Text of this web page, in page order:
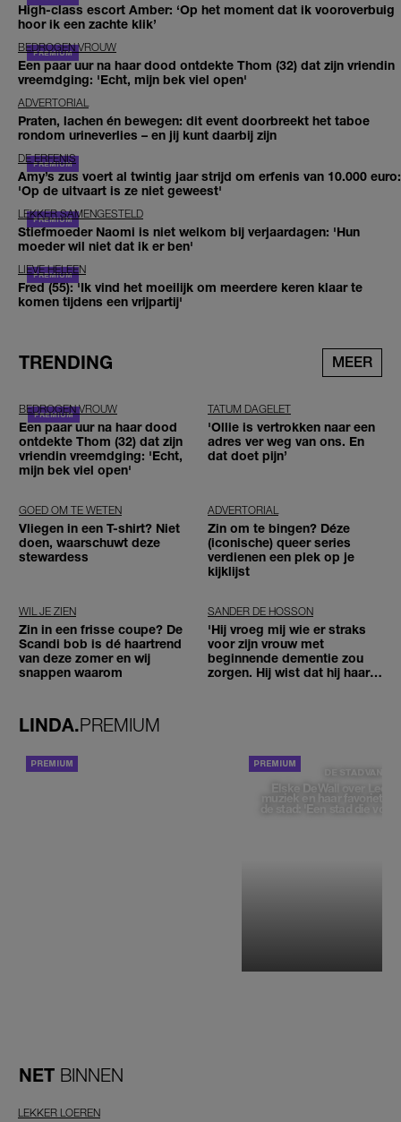
High-class escort Amber: ‘Op het moment dat ik vooroverbuig
hoor ik een zachte klik’
BEDROGEN VROUW
Een paar uur na haar dood ontdekte Thom (32) dat zijn vriendin
vreemdging: 'Echt, mijn bek viel open'
ADVERTORIAL
Praten, lachen én bewegen: dit event doorbreekt het taboe
rondom urineverlies – en jij kunt daarbij zijn
DE ERFENIS
Amy’s zus voert al twintig jaar strijd om erfenis van 10.000 euro:
'Op de uitvaart is ze niet geweest'
LEKKER SAMENGESTELD
Stiefmoeder Naomi is niet welkom bij verjaardagen: 'Hun
moeder wil niet dat ik er ben'
LIEVE HELEEN
Fred (55): 'Ik vind het moeilijk om meerdere keren klaar te
komen tijdens een vrijpartij'
TRENDING MEER
BEDROGEN VROUW
Een paar uur na haar dood
ontdekte Thom (32) dat zijn
vriendin vreemdging: 'Echt,
mijn bek viel open'
TATUM DAGELET
'Ollie is vertrokken naar een
adres ver weg van ons. En
dat doet pijn’
GOED OM TE WETEN
Vliegen in een T-shirt? Niet
doen, waarschuwt deze
stewardess
ADVERTORIAL
Zin om te bingen? Déze
(iconische) queer series
verdienen een plek op je
kijklijst
WIL JE ZIEN
Zin in een frisse coupe? De
Scandi bob is dé haartrend
van deze zomer en wij
snappen waarom
SANDER DE HOSSON
'Hij vroeg mij wie er straks
voor zijn vrouw met
beginnende dementie zou
zorgen. Hij wist dat hij haar
LINDA.PREMIUM
DE STAD VAN
Elske DeWall over
muziek en haar favoriete
de stad: 'Een stad die
NET BINNEN
LEKKER LOEREN